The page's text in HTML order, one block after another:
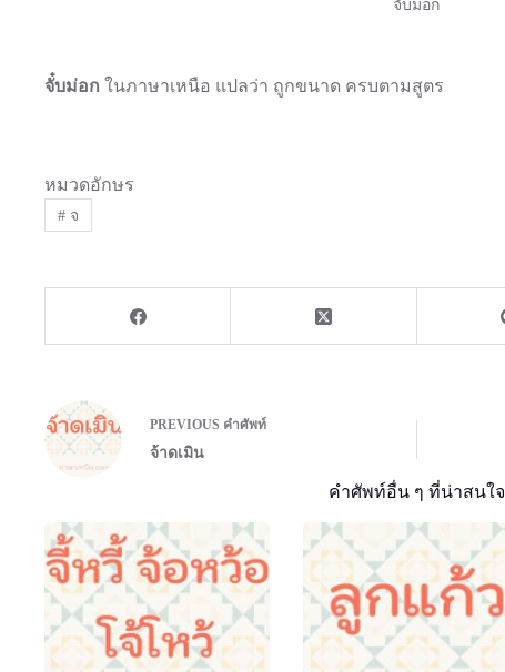
จั๋บม่อก
จั๋บม่อก ในภาษาเหนือ แปลว่า ถูกขนาด ครบตามสูตร
หมวดอักษร
#จ
PREVIOUS คำศัพท์
จ้าดเมิน
คำศัพท์อื่น ๆ ที่น่าสนใจ